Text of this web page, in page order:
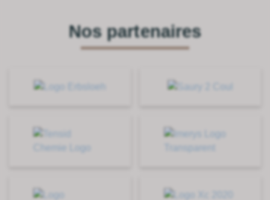
Nos partenaires